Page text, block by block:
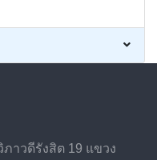
าวดีรังสิต 19 แขวง